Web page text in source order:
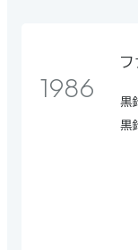
1986
黒
黒